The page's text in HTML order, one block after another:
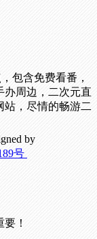
包含免费看番，
办周边，二次元直
站，尽情的畅游二
by
号
！